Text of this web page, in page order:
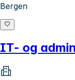
Bergen
IT- og